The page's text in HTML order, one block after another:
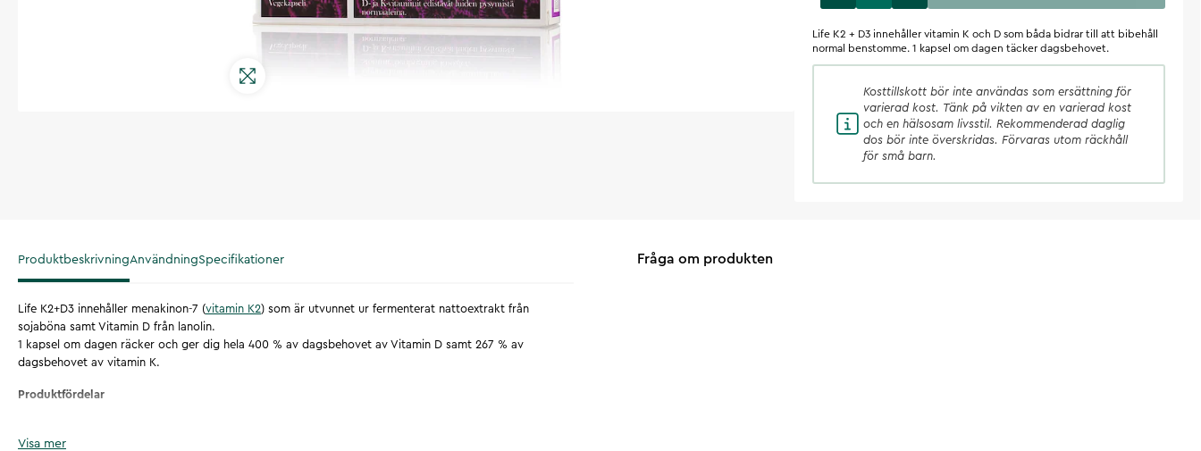
Life K2 + D3 innehåller vitamin K och D som båda bidrar till att bibehåll
normal benstomme. 1 kapsel om dagen täcker dagsbehovet.
Kosttillskott bör inte användas som ersättning för
varierad kost. Tänk på vikten av en varierad kost
och en hälsosam livsstil. Rekommenderad daglig
dos bör inte överskridas. Förvaras utom räckhåll
för små barn.
ProduktbeskrivningAnvändningSpecifikationer
Life K2+D3 innehåller menakinon-7 (vitamin K2) som är utvunnet ur fermenterat nattoextrakt från
sojaböna samt Vitamin D från lanolin.
1 kapsel om dagen räcker och ger dig hela 400 % av dagsbehovet av Vitamin D samt 267 % av
dagsbehovet av vitamin K.
Produktfördelar
Visa mer
Fråga om produkten